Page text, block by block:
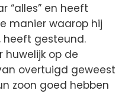
“alles” en heeft
manier waarop hij
heeft gesteund.
op de
overtuigd geweest
zoon goed hebben